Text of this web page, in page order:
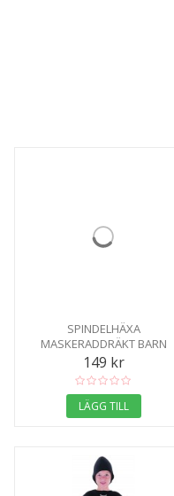
SPINDELHÄXA
MASKERADDRÄKT BARN
149 kr
LÄGG TILL